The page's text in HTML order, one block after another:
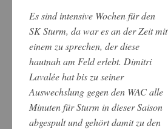
Es sind intensive Wochen für den
SK Sturm, da war es an der Zeit mit
einem zu sprechen, der diese
hautnah am Feld erlebt. Dimitri
Lavalée hat bis zu seiner
Auswechslung gegen den WAC alle
Minuten für Sturm in dieser Saison
abgespult und gehört damit zu den